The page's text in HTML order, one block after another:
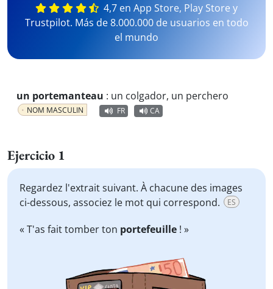
4,7 en App Store, Play Store y
Trustpilot. Más de 8.000.000 de usuarios en todo
el mundo
un portemanteau : un colgador, un perchero
NOM MASCULIN FR CA
Ejercicio 1
Regardez l'extrait suivant. À chacune des images
ci-dessous, associez le mot qui correspond.
ES
« T'as fait tomber ton portefeuille ! »